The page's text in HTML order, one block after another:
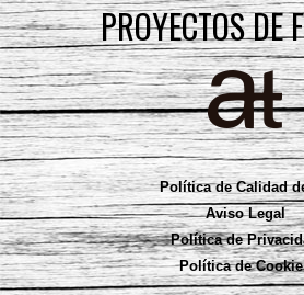
PROYECTOS DE
Política de Calidad
Aviso Legal
Política de
Política de